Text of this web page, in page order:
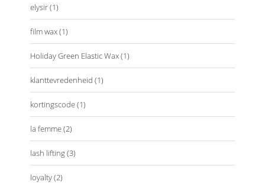
elysir(1)
film wax(1)
Holiday Green Elastic Wax(1)
klanttevredenheid (1)
kortingscode(1)
la femme(2)
lash lifting(3)
loyalty(2)